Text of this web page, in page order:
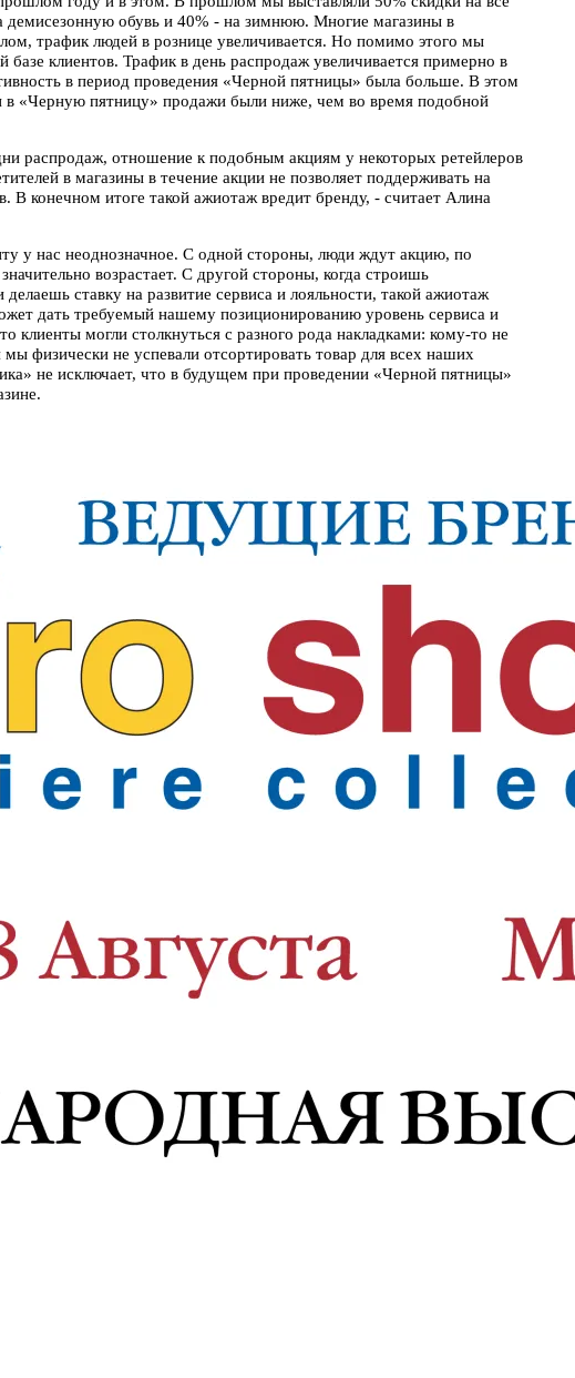
демисезонную обувь и 40% - на зимнюю. Многие магазины в
трафик людей в рознице увеличивается. Но помимо этого мы
клиентов. Трафик в день распродаж увеличивается примерно в
в период проведения «Черной пятницы» была больше. В этом
в «Черную пятницу» продажи были ниже, чем во время подобной
распродаж, отношение к подобным акциям у некоторых ретейлеров
в магазины в течение акции не позволяет поддерживать на
В конечном итоге такой ажиотаж вредит бренду, - считает Алина
у нас неоднозначное. С одной стороны, люди ждут акцию, по
возрастает. С другой стороны, когда строишь
ставку на развитие сервиса и лояльности, такой ажиотаж
дать требуемый нашему позиционированию уровень сервиса и
могли столкнуться с разного рода накладками: кому-то не
физически не успевали отсортировать товар для всех наших
не исключает, что в будущем при проведении «Черной пятницы»